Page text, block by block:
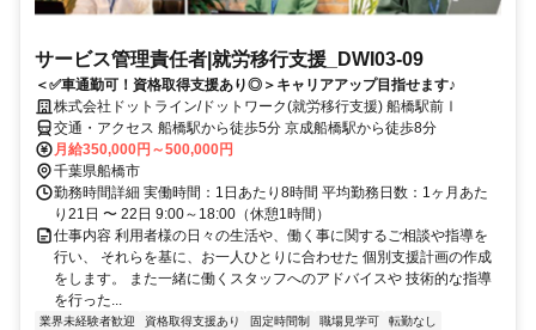
サービス管理責任者|就労移行支援_DWI03-09
＜✅車通勤可！資格取得支援あり◎＞キャリアアップ目指せます♪
株式会社ドットライン/ドットワーク(就労移行支援) 船橋駅前Ⅰ
交通・アクセス 船橋駅から徒歩5分 京成船橋駅から徒歩8分
月給350,000円～500,000円
千葉県船橋市
勤務時間詳細 実働時間：1日あたり8時間 平均勤務日数：1ヶ月あた
り21日 〜 22日 9:00～18:00（休憩1時間）
仕事内容 利用者様の日々の生活や、働く事に関するご相談や指導を
行い、 それらを基に、お一人ひとりに合わせた 個別支援計画の作成
をします。 また一緒に働くスタッフへのアドバイスや 技術的な指導
を行った...
業界未経験者歓迎 資格取得支援あり 固定時間制 職場見学可 転勤なし